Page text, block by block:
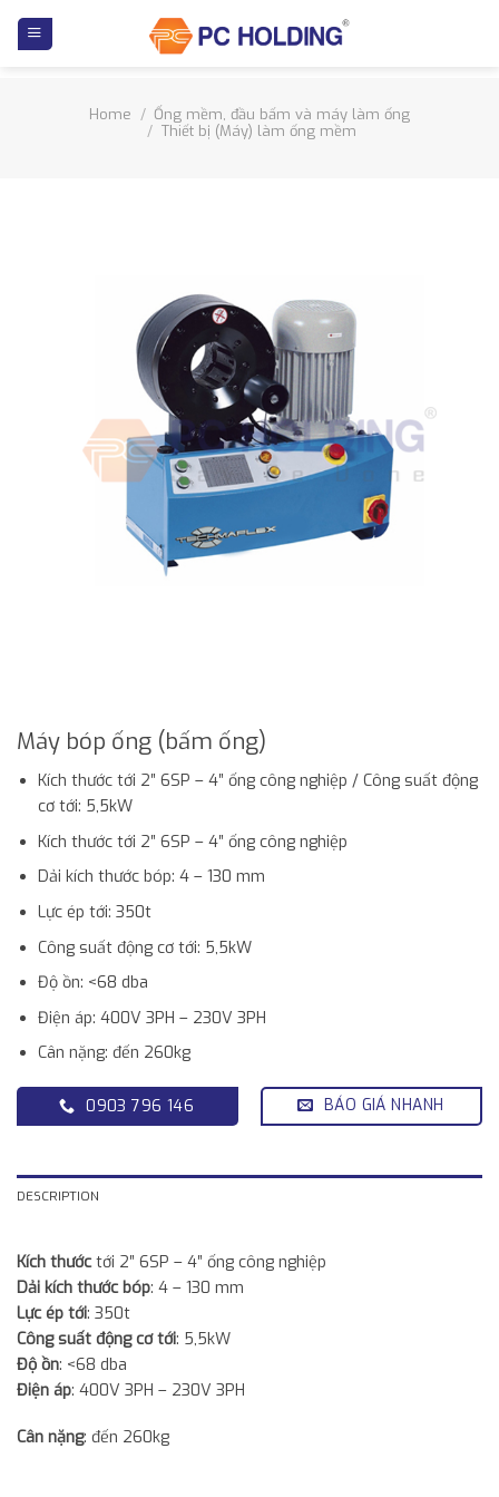
Home / Ống mềm, đầu bấm và máy làm ống
/ Thiết bị (Máy) làm ống mềm
Máy bóp ống (bấm ống)
Kích thước tới 2″ 6SP – 4″ ống công nghiệp / Công suất động
cơ tới: 5,5kW
Kích thước tới 2″ 6SP – 4″ ống công nghiệp
Dải kích thước bóp: 4 – 130 mm
Lực ép tới: 350t
Công suất động cơ tới: 5,5kW
Độ ồn: <68 dba
Điện áp: 400V 3PH – 230V 3PH
Cân nặng: đến 260kg
0903 796 146 BÁO GIÁ NHANH
DESCRIPTION
Kích thướctới 2″ 6SP – 4″ ống công nghiệp
Dải kích thước bóp: 4 – 130 mm
Lực ép tới: 350t
Công suất động cơ tới: 5,5kW
Độ ồn: <68 dba
Điện áp: 400V 3PH – 230V 3PH
Cân nặng: đến 260kg